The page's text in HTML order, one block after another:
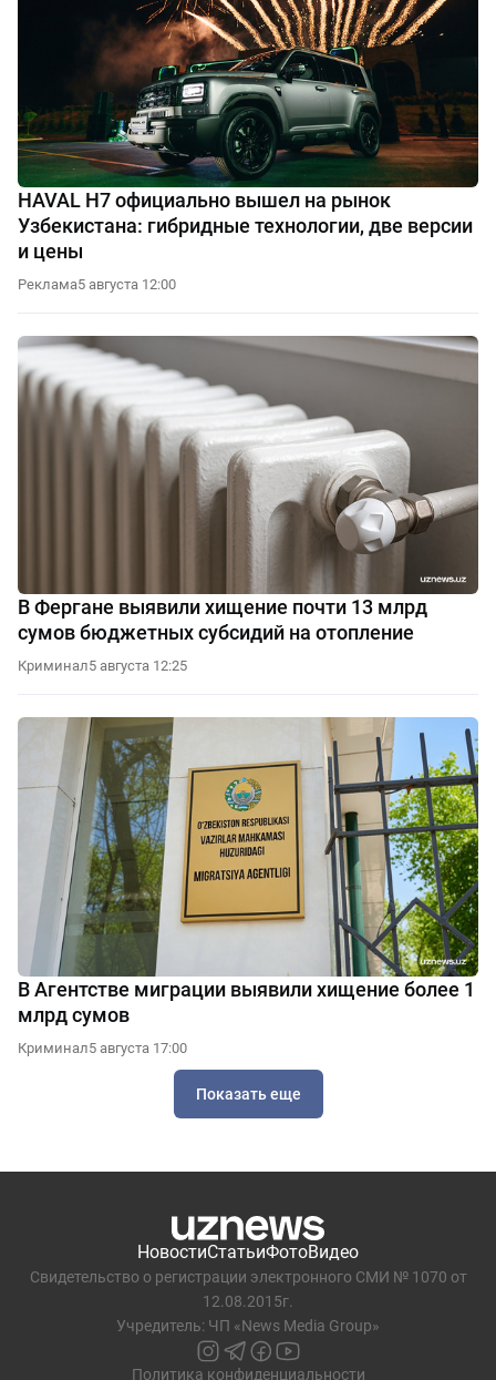
HAVAL H7 официально вышел на рынок
Узбекистана: гибридные технологии, две версии
и цены
Реклама5 августа 12:00
В Фергане выявили хищение почти 13 млрд
сумов бюджетных субсидий на отопление
Криминал5 августа 12:25
В Агентстве миграции выявили хищение более 1
млрд сумов
Криминал5 августа 17:00
Показать еще
НовостиСтатьиФотоВидео
Свидетельство о регистрации электронного СМИ № 1070 от
12.08.2015г.
Учредитель: ЧП «News Media Group»
Политика конфиденциальности